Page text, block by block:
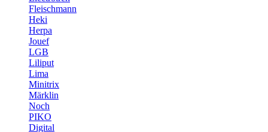
Fleischmann
Heki
Herpa
Jouef
LGB
Liliput
Lima
Minitrix
Märklin
Noch
PIKO
Digital